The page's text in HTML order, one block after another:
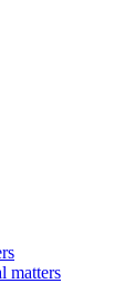
matters​​